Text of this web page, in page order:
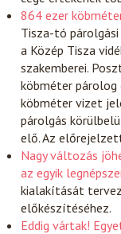
864 ezer
Tisza-tó
a Közép Tisza
szakemberei.
köbméter
köbméter vizet
párolgás
elő. Az
Nagy változás
az egyik
kialakítását
előkészítéséhez.
Eddig vártak!